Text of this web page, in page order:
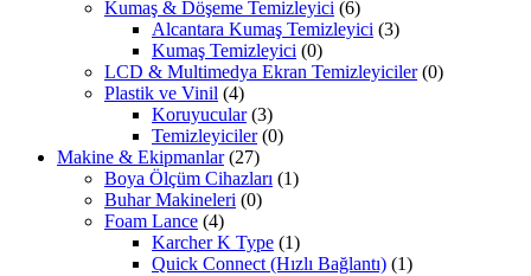
Kumaş & Döşeme Temizleyici (6)
Alcantara Kumaş Temizleyici (3)
Kumaş Temizleyici (0)
LCD & Multimedya Ekran Temizleyiciler (0)
Plastik ve Vinil (4)
Koruyucular (3)
Temizleyiciler (0)
Makine & Ekipmanlar (27)
Boya Ölçüm Cihazları (1)
Buhar Makineleri (0)
Foam Lance (4)
Karcher K Type (1)
Quick Connect (Hızlı Bağlantı) (1)